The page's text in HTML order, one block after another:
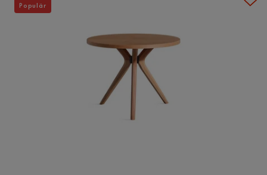
Populär